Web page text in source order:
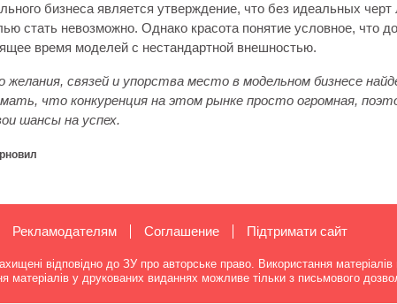
бизнеса является утверждение, что без идеальных черт
стать невозможно. Однако красота понятие условное, что
время моделей с нестандартной внешностью.
желания, связей и упорства место в модельном бизнесе
что конкуренция на этом рынке просто огромная,
шансы на успех.
Рекламодателям Cоглашение Підтримати сайт
відповідно до ЗУ про авторське право. Використання
матеріалів у друкованих виданнях можливе тільки з письмового